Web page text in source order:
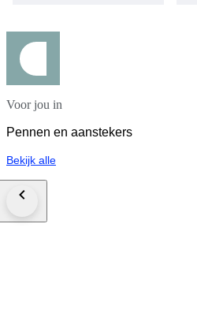
Voor jou in
Pennen en aanstekers
Bekijk alle